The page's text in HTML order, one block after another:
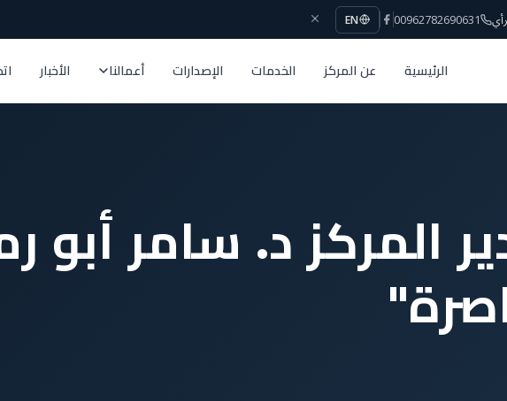
00962782690631
EN
الرئيسية عن المركز الخدمات الإصدارات أعمالنا الأخبار
المركز د. سامر أبو